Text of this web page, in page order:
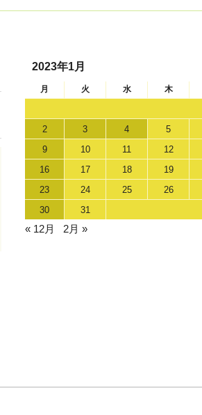
2023年1月
月 火 水 木
2
3 4 5
9
10 11 12
16
17 18 19
23
24 25 26
30
31
« 12月 2月 »